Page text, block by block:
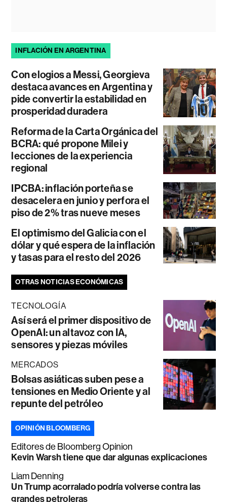
INFLACIÓN EN ARGENTINA
Con elogios a Messi, Georgieva
destaca avances en Argentina y
pide convertir la estabilidad en
prosperidad duradera
Reforma de la Carta Orgánica del
BCRA: qué propone Milei y
lecciones de la experiencia
regional
IPCBA: inflación porteña se
desacelera en junio y perfora el
piso de 2% tras nueve meses
El optimismo del Galicia con el
dólar y qué espera de la inflación
y tasas para el resto del 2026
OTRAS NOTICIAS ECONÓMICAS
TECNOLOGÍA
Así será el primer dispositivo de
OpenAI: un altavoz con IA,
sensores y piezas móviles
MERCADOS
Bolsas asiáticas suben pese a
tensiones en Medio Oriente y al
repunte del petróleo
OPINIÓN BLOOMBERG
Editores de Bloomberg Opinion
Kevin Warsh tiene que dar algunas explicaciones
Liam Denning
Un Trump acorralado podría volverse contra las
grandes petroleras